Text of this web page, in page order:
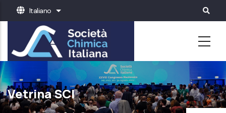
Salta
contenuto
principale
Italiano Mostra ulteriori azioni
Vetrina SCI